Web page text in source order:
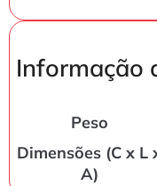
Informação
Peso
Dimensões (C x L
A)